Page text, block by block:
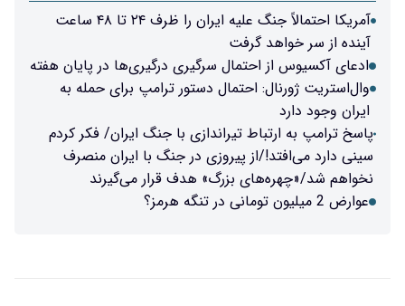
آمریکا احتمالاً جنگ علیه ایران را ظرف ۲۴ تا ۴۸ ساعت
آینده از سر خواهد گرفت
ادعای آکسیوس از احتمال سرگیری درگیری‌ها در پایان هفته
وال‌استریت ژورنال: احتمال دستور ترامپ برای حمله به
ایران وجود دارد
پاسخ ترامپ به ارتباط تیراندازی با جنگ ایران/ فکر کردم
سینی دارد می‌افتد!/از پیروزی در جنگ با ایران منصرف
نخواهم شد/«چهره‌های بزرگ» هدف قرار می‌گیرند
عوارض 2 میلیون تومانی در تنگه هرمز؟